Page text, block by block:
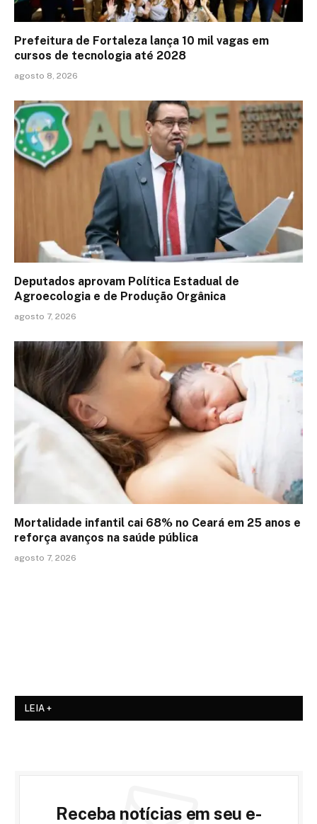
Prefeitura de Fortaleza lança 10 mil vagas em
cursos de tecnologia até 2028
agosto 8, 2026
Deputados aprovam Política Estadual de
Agroecologia e de Produção Orgânica
agosto 7, 2026
Mortalidade infantil cai 68% no Ceará em 25 anos e
reforça avanços na saúde pública
agosto 7, 2026
LEIA +
Receba notícias em seu e-